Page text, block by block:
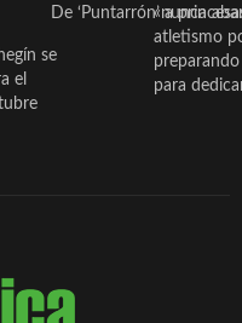
se
el
De ‘Puntarrón’ a«nunca
atletismo
para